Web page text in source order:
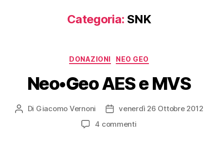
Categoria: SNK
Categorie
DONAZIONI NEO GEO
Neo•Geo AES e MVS
Autore
Di Giacomo Vernoni
Data
dell'articolo
venerdì 26 Ottobre 2012
4 commentisu